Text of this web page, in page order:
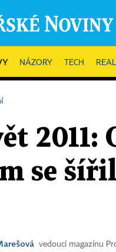
NÁZORY TECH
se
vedoucí magazínu